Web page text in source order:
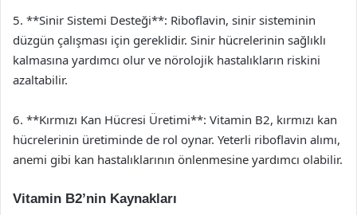
5. **Sinir Sistemi Desteği**: Riboflavin, sinir sisteminin
düzgün çalışması için gereklidir. Sinir hücrelerinin sağlıklı
kalmasına yardımcı olur ve nörolojik hastalıkların riskini
azaltabilir.
6. **Kırmızı Kan Hücresi Üretimi**: Vitamin B2, kırmızı kan
hücrelerinin üretiminde de rol oynar. Yeterli riboflavin alımı,
anemi gibi kan hastalıklarının önlenmesine yardımcı olabilir.
Vitamin B2’nin Kaynakları